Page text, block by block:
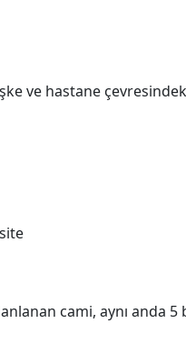
ve hastane
cami, aynı anda